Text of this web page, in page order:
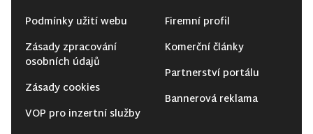
Podmínky užití webu
Zásady zpracování
osobních údajů
Zásady cookies
VOP pro inzertní služby
Firemní profil
Komerční články
Partnerství portálu
Bannerová reklama